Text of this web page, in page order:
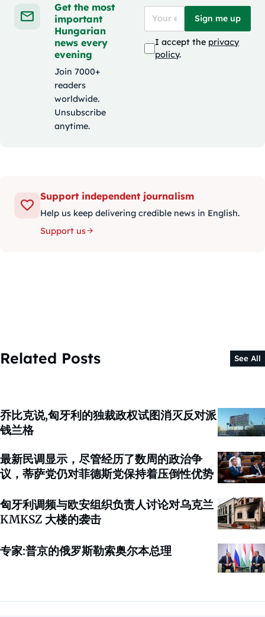
Get the most
important
Hungarian
news every
evening
Join 7000+
readers
worldwide.
Unsubscribe
anytime.
Sign me up
I accept the privacy
policy.
Support independent journalism
Help us keep delivering credible news in English.
Support us
Related Posts See All
乔比克说,匈牙利的独裁政权试图消灭反对派
钱兰格
最新民调显示，尽管经历了数周的政治争
议，蒂萨党仍对菲德斯党保持着压倒性优势
匈牙利调频与欧安组织负责人讨论对乌克兰
KMKSZ 大楼的袭击
专家:普京的俄罗斯勒索奥尔本总理